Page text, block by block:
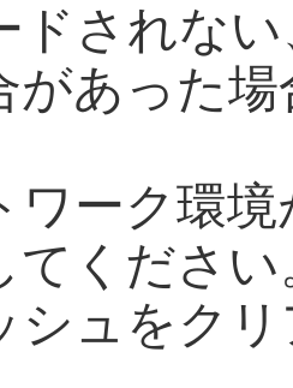
ドされな
があった
ーク環境
てください
ュをクリ